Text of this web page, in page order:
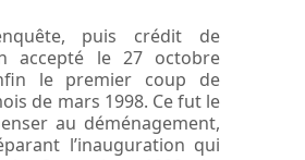
puis crédit de
accepté le 27 octobre
le premier coup de
de mars 1998. Ce fut le
au déménagement,
l’inauguration qui